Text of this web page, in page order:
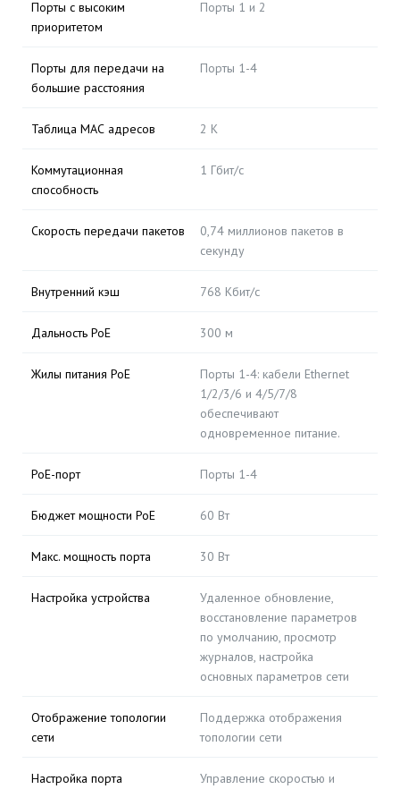
Порты с высоким
приоритетом
Порты 1 и 2
Порты для передачи на
большие расстояния
Порты 1-4
Таблица МАС адресов 2 K
Коммутационная
способность
1 Гбит/с
Скорость передачи пакетов
0,74 миллионов пакетов в
секунду
Внутренний кэш 768 Кбит/с
Дальность PoE 300 м
Жилы питания PoE
Порты 1-4: кабели Ethernet
1/2/3/6 и 4/5/7/8
обеспечивают
одновременное питание.
PoE-порт Порты 1-4
Бюджет мощности PoE 60 Вт
Макс. мощность порта 30 Вт
Настройка устройства
Удаленное обновление,
восстановление параметров
по умолчанию, просмотр
журналов, настройка
основных параметров сети
Отображение топологии
сети
Поддержка отображения
топологии сети
Настройка порта
Управление скоростью и